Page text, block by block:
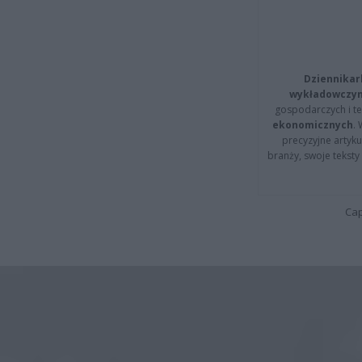
gospodarczych i
ekonomicznych.
precyzyjne
branży, swoje